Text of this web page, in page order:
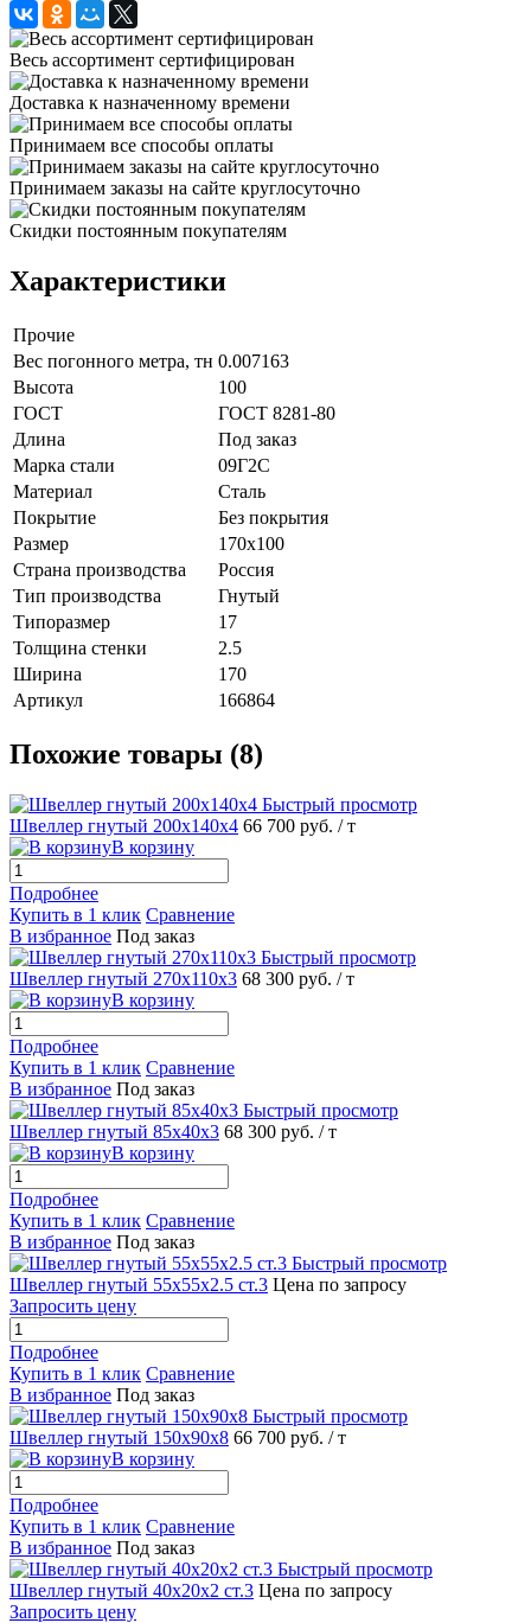
Весь ассортимент сертифицирован
Доставка к назначенному времени
Принимаем все способы оплаты
Принимаем заказы на сайте круглосуточно
Скидки постоянным покупателям
Характеристики
Прочие
Вес погонного метра, тн 0.007163
Высота
100
ГОСТ
ГОСТ 8281-80
Длина
Под заказ
Марка стали
09Г2С
Материал
Сталь
Покрытие
Без покрытия
Размер
170х100
Страна производства
Россия
Тип производства
Гнутый
Типоразмер
17
Толщина стенки
2.5
Ширина
170
Артикул
166864
Похожие товары (8)
Быстрый просмотр
Швеллер гнутый 200х140х4 66 700 руб. / т
В корзину
Подробнее
Купить в 1 клик Сравнение
В избранное Под заказ
Быстрый просмотр
Швеллер гнутый 270х110х3 68 300 руб. / т
В корзину
Подробнее
Купить в 1 клик Сравнение
В избранное Под заказ
Быстрый просмотр
Швеллер гнутый 85х40х3 68 300 руб. / т
В корзину
Подробнее
Купить в 1 клик Сравнение
В избранное Под заказ
Быстрый просмотр
Швеллер гнутый 55х55х2.5 ст.3 Цена по запросу
Запросить цену
Подробнее
Купить в 1 клик Сравнение
В избранное Под заказ
Быстрый просмотр
Швеллер гнутый 150х90х8 66 700 руб. / т
В корзину
Подробнее
Купить в 1 клик Сравнение
В избранное Под заказ
Быстрый просмотр
Швеллер гнутый 40х20х2 ст.3 Цена по запросу
Запросить цену